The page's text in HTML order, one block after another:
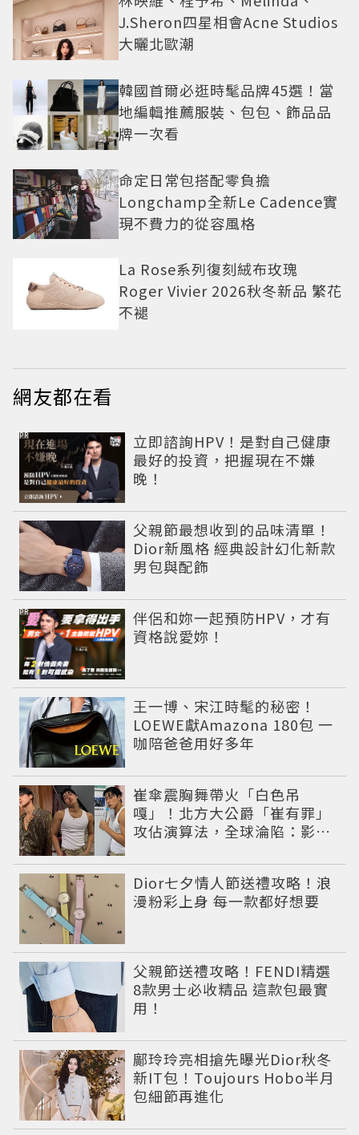
J.Sheron四星相會Acne Studios
大曬北歐潮
韓國首爾必逛時髦品牌45選！當
地編輯推薦服裝、包包、飾品品
牌一次看
命定日常包搭配零負擔
Longchamp全新Le Cadence實
現不費力的從容風格
La Rose系列復刻絨布玫瑰
Roger Vivier 2026秋冬新品 繁花
不褪
網友都在看
立即諮詢HPV！是對自己健康
最好的投資，把握現在不嫌
晚！
PR
父親節最想收到的品味清單！
Dior新風格 經典設計幻化新款
男包與配飾
伴侶和妳一起預防HPV，才有
資格說愛妳！
PR
王一博、宋江時髦的秘密！
LOEWE獻Amazona 180包 一
咖陪爸爸用好多年
崔傘震胸舞帶火「白色吊
嘎」！北方大公爵「崔有罪」
攻佔演算法，全球淪陷：影片
Dior七夕情人節送禮攻略！浪
漫粉彩上身 每一款都好想要
父親節送禮攻略！FENDI精選
8款男士必收精品 這款包最實
用！
鄺玲玲亮相搶先曝光Dior秋冬
新IT包！Toujours Hobo半月
包細節再進化